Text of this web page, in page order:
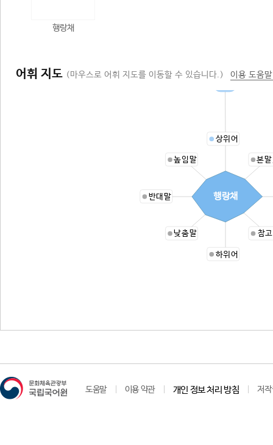
행랑채
어휘 지도 (마우스로 어휘 지도를 이동할 수 있습니다.) 이용 도움
상위어
본
참
하위어
낮춤말
반대말
높임말
행랑채
도움말 이용 약관 개인 정보 처리 방침 저